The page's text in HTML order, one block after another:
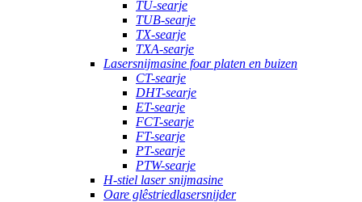
TU-searje
TUB-searje
TX-searje
TXA-searje
Lasersnijmasine foar platen en buizen
CT-searje
DHT-searje
ET-searje
FCT-searje
FT-searje
PT-searje
PTW-searje
H-stiel laser snijmasine
Oare glêstriedlasersnijder